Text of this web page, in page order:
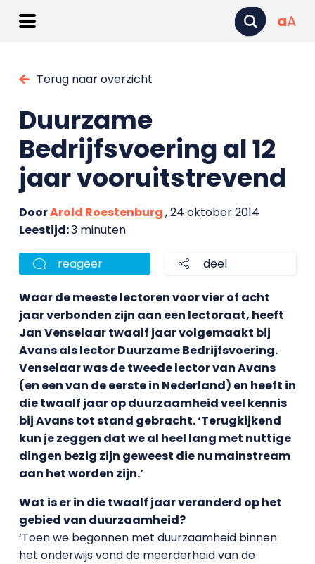
aA
Terug naar overzicht
Duurzame
Bedrijfsvoering al 12
jaar vooruitstrevend
DoorArold Roestenburg, 24 oktober 2014
Leestijd:3 minuten
reageer deel
Waar de meeste lectoren voor vier of acht
jaar verbonden zijn aan een lectoraat, heeft
Jan Venselaar twaalf jaar volgemaakt bij
Avans als lector Duurzame Bedrijfsvoering.
Venselaar was de tweede lector van Avans
(en een van de eerste in Nederland) en heeft in
die twaalf jaar op duurzaamheid veel kennis
bij Avans tot stand gebracht. ‘Terugkijkend
kun je zeggen dat we al heel lang met nuttige
dingen bezig zijn geweest die nu mainstream
aan het worden zijn.’
Wat is er in die twaalf jaar veranderd op het
gebied van duurzaamheid?
‘Toen we begonnen met duurzaamheid binnen
het onderwijs vond de meerderheid van de